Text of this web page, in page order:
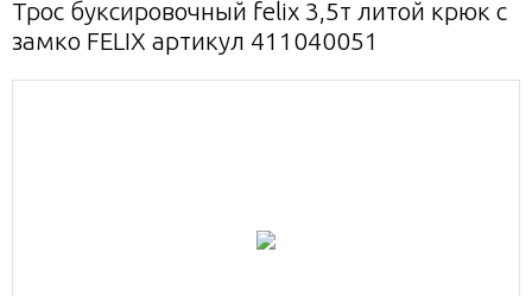
Трос буксировочный felix 3,5т литой крюк с
замко FELIX артикул 411040051